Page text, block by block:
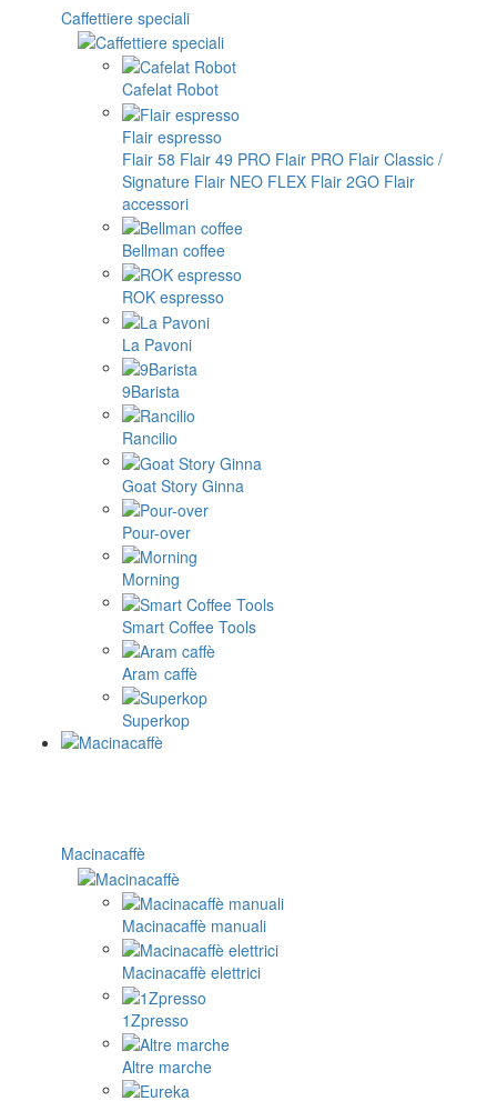
Caffettiere speciali
Cafelat Robot
Flair espresso
Flair 58 Flair 49 PRO Flair PRO Flair Classic /
Signature Flair NEO FLEX Flair 2GO Flair
accessori
Bellman coffee
ROK espresso
La Pavoni
9Barista
Rancilio
Goat Story Ginna
Pour-over
Morning
Smart Coffee Tools
Aram caffè
Superkop
Macinacaffè
Macinacaffè manuali
Macinacaffè elettrici
1Zpresso
Altre marche